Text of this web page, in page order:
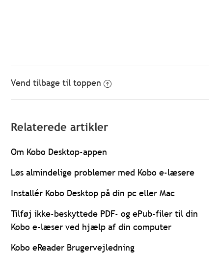
Vend tilbage til toppen
Relaterede artikler
Om Kobo Desktop-appen
Løs almindelige problemer med Kobo e-læsere
Installér Kobo Desktop på din pc eller Mac
Tilføj ikke-beskyttede PDF- og ePub-filer til din
Kobo e-læser ved hjælp af din computer
Kobo eReader Brugervejledning